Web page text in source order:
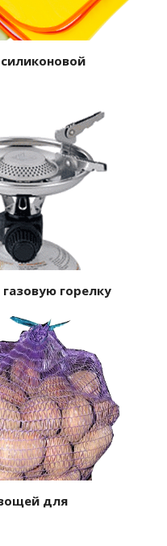
горелку
для